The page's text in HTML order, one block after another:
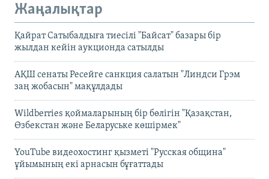
Жаңалықтар
Қайрат Сатыбалдыға тиесілі "Байсат" базары бір
жылдан кейін аукционда сатылды
АҚШ сенаты Ресейге санкция салатын "Линдси Грэм
заң жобасын" мақұлдады
Wildberries қоймаларының бір бөлігін "Қазақстан,
Өзбекстан және Беларуське көшірмек"
YouTube видеохостинг қызметі "Русская община"
ұйымының екі арнасын бұғаттады